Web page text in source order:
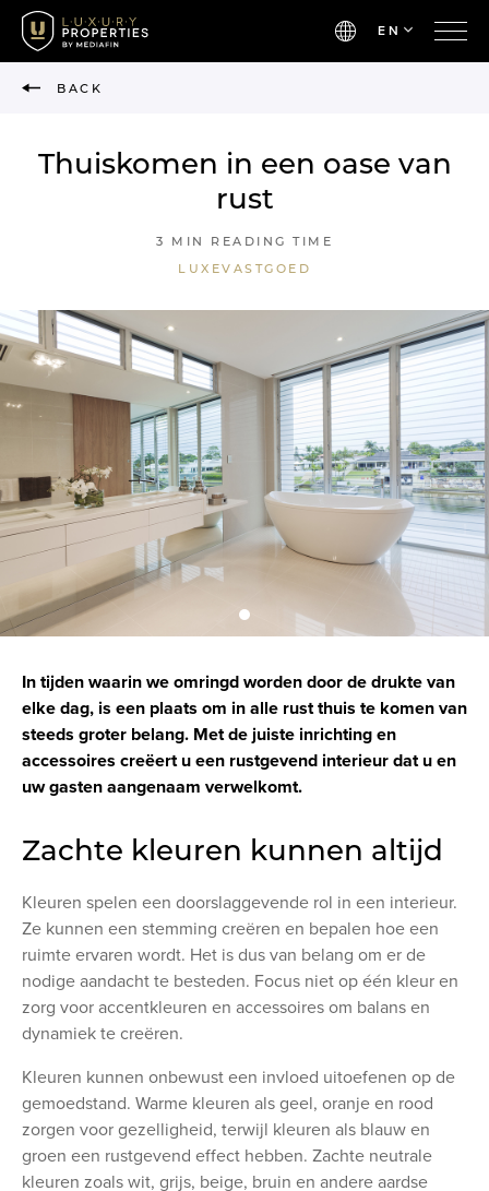
EN
BACK
Thuiskomen in een oase van
rust
3 MIN READING TIME
LUXEVASTGOED
In tijden waarin we omringd worden door de drukte van
elke dag, is een plaats om in alle rust thuis te komen van
steeds groter belang. Met de juiste inrichting en
accessoires creëert u een rustgevend interieur dat u en
uw gasten aangenaam verwelkomt.
Zachte kleuren kunnen altijd
Kleuren spelen een doorslaggevende rol in een interieur.
Ze kunnen een stemming creëren en bepalen hoe een
ruimte ervaren wordt. Het is dus van belang om er de
nodige aandacht te besteden. Focus niet op één kleur en
zorg voor accentkleuren en accessoires om balans en
dynamiek te creëren.
Kleuren kunnen onbewust een invloed uitoefenen op de
gemoedstand. Warme kleuren als geel, oranje en rood
zorgen voor gezelligheid, terwijl kleuren als blauw en
groen een rustgevend effect hebben. Zachte neutrale
kleuren zoals wit, grijs, beige, bruin en andere aardse